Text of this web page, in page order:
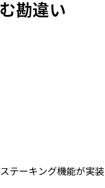
勘違い
テーキング機能が実